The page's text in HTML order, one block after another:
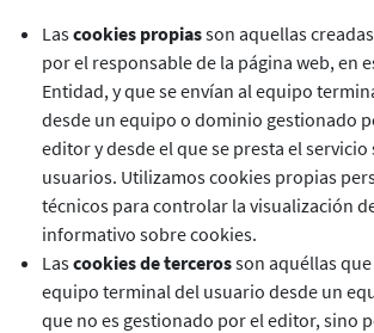
Lascookies propiasson aquellas
por el responsable de la página web, en
Entidad, y que se envían al equipo
desde un equipo o dominio gestionado
editor y desde el que se presta el
usuarios. Utilizamos cookies propias
técnicos para controlar la visualización
informativo sobre cookies.
Lascookies de tercerosson aquéllas
equipo terminal del usuario desde un
que no es gestionado por el editor, sino